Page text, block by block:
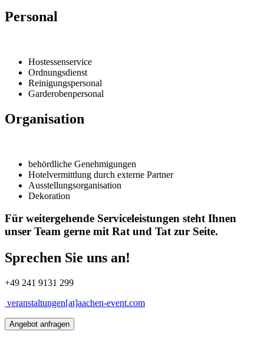
Personal
Hostessenservice
Ordnungsdienst
Reinigungspersonal
Garderobenpersonal
Organisation
behördliche Genehmigungen
Hotelvermittlung durch externe Partner
Ausstellungsorganisation
Dekoration
Für weitergehende Serviceleistungen steht Ihnen
unser Team gerne mit Rat und Tat zur Seite.
Sprechen Sie uns an!
+49 241 9131 299
veranstaltungen[at]​aachen-event.com
Angebot anfragen